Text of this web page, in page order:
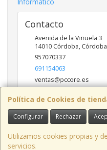
Política de Cookies de
Configurar Rechazar
Utilizamos cookies propias y
servicios.
Contacto
Avenida de la Viñuela 3
14010 Córdoba, Córdoba
957070337
691154063
ventas@pccore.es
Horario
10-13:30